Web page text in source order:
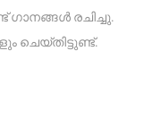
ഗാനങ്ങൾ രചിച്ചു.